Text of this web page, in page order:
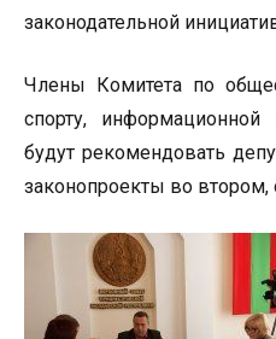
законодательной
Члены Комитета по
спорту,
будут рекомендовать
законопроекты во втором,